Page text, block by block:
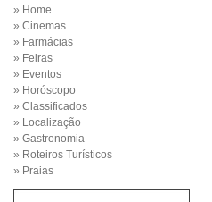
» Home
» Cinemas
» Farmácias
» Feiras
» Eventos
» Horóscopo
» Classificados
» Localização
» Gastronomia
» Roteiros Turísticos
» Praias